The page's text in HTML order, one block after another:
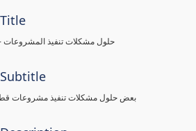
حلول مشكلات تنفيذ المشروعات -
بعض حلول مشكلات تنفيذ مشروعات